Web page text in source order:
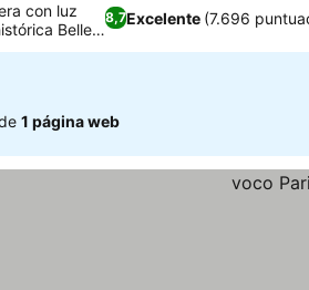
8,7Excelente (7.696
con luz
Belle
1 página web